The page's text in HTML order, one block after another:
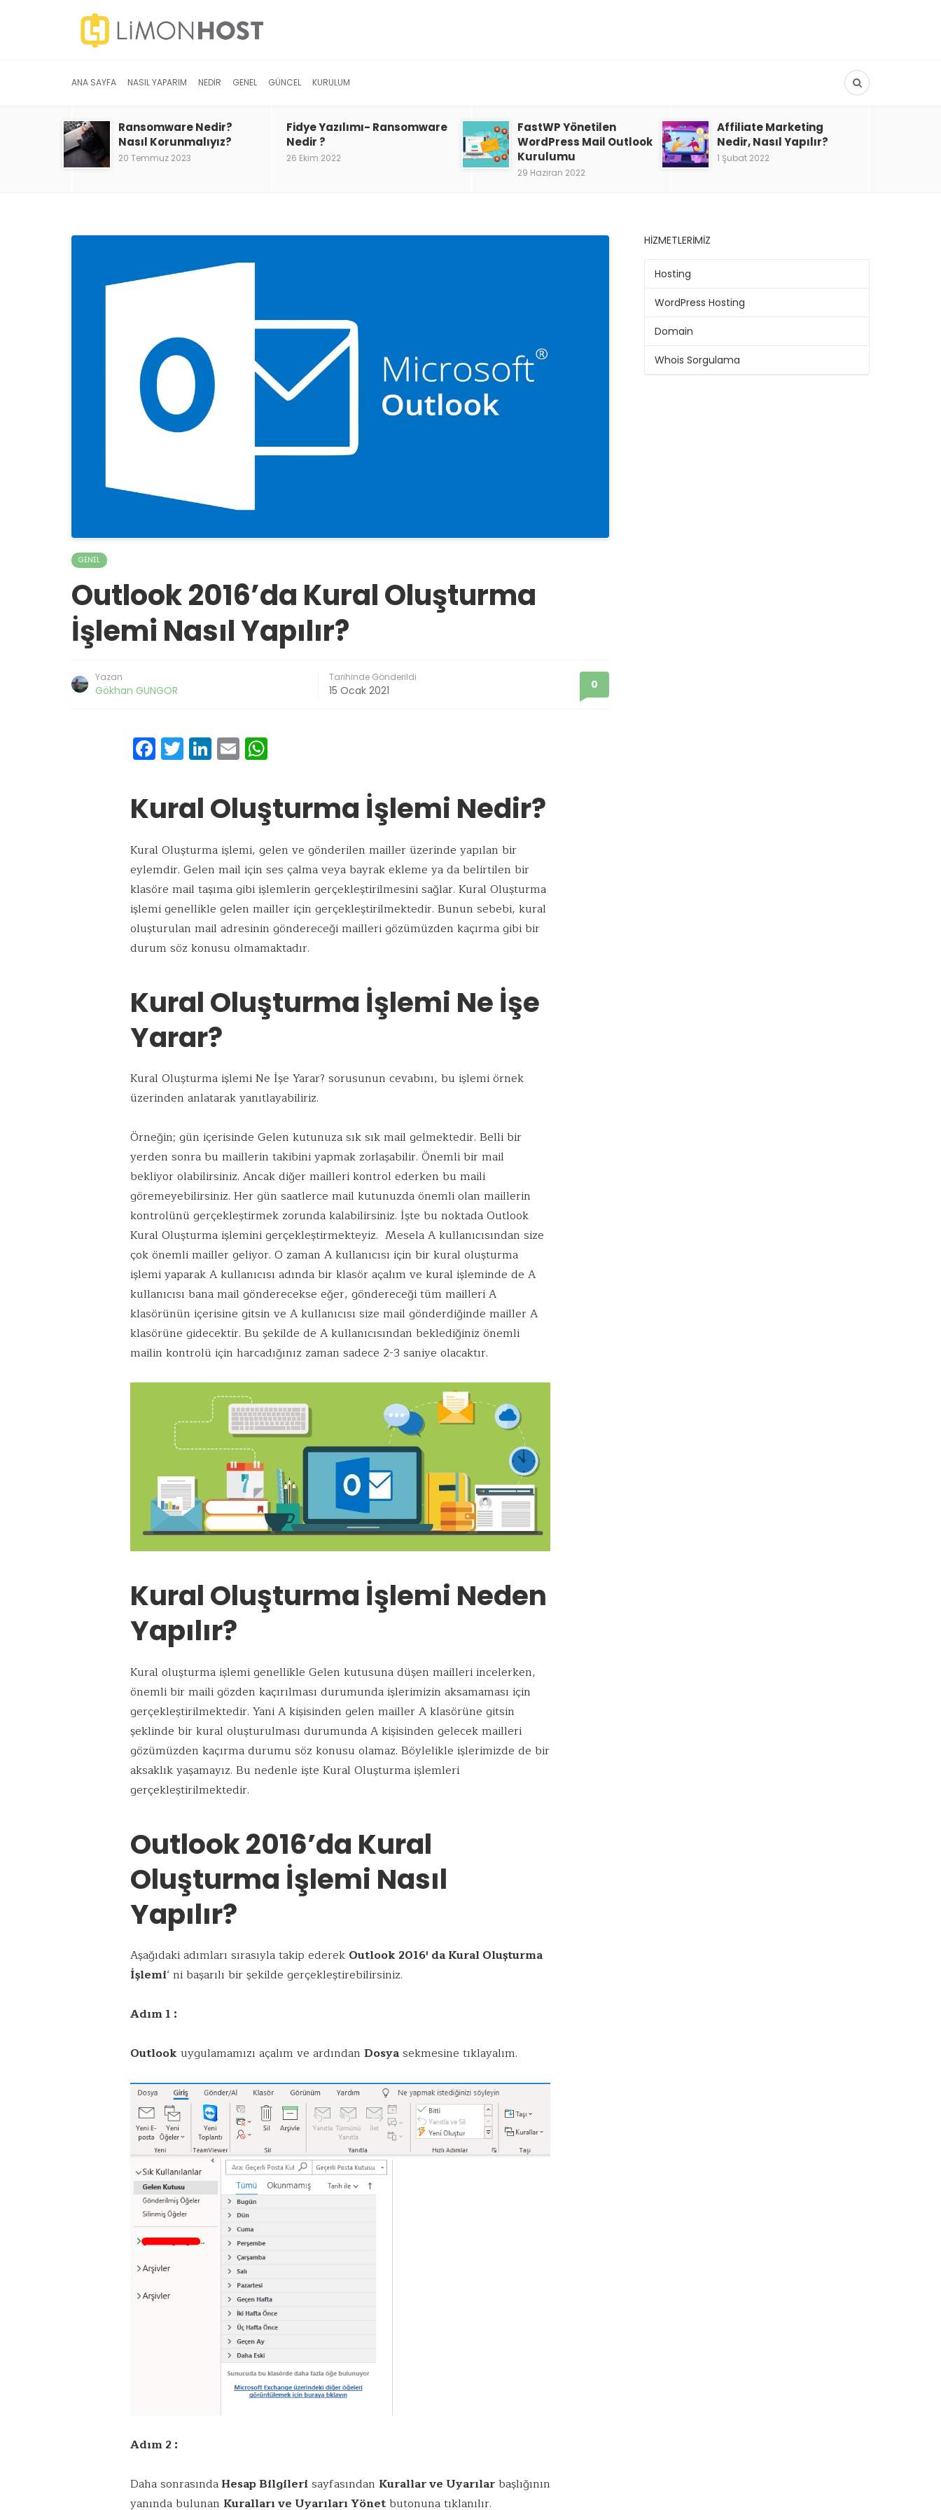
ANA SAYFA NASIL YAPARIM NEDIR GENEL GÜNCEL KURULUM
Ransomware Nedir?
Nasıl Korunmalıyız?
20 Temmuz 2023
Fidye Yazılımı- Ransomware
Nedir ?
26 Ekim 2022
FastWP Yönetilen
WordPress Mail Outlook
Kurulumu
29 Haziran 2022
Affiliate Marketing
Nedir, Nasıl Yapılır?
1 Şubat 2022
GENEL
Outlook 2016’da Kural Oluşturma
İşlemi Nasıl Yapılır?
Yazan
Gökhan GUNGOR
Tarihinde Gönderildi
15 Ocak 2021 0
F
ac
e
b
o
o
k
T
w
it
te
r
Li
n
k
e
dI
n
E
m
ai
l
at
s
A
p
p
Kural Oluşturma İşlemi Nedir?
Kural Oluşturma işlemi, gelen ve gönderilen mailler üzerinde yapılan bir
eylemdir. Gelen mail için ses çalma veya bayrak ekleme ya da belirtilen bir
klasöre mail taşıma gibi işlemlerin gerçekleştirilmesini sağlar. Kural Oluşturma
işlemi genellikle gelen mailler için gerçekleştirilmektedir. Bunun sebebi, kural
oluşturulan mail adresinin göndereceği mailleri gözümüzden kaçırma gibi bir
durum söz konusu olmamaktadır.
Kural Oluşturma İşlemi Ne İşe
Yarar?
Kural Oluşturma işlemi Ne İşe Yarar? sorusunun cevabını, bu işlemi örnek
üzerinden anlatarak yanıtlayabiliriz.
Örneğin; gün içerisinde Gelen kutunuza sık sık mail gelmektedir. Belli bir
yerden sonra bu maillerin takibini yapmak zorlaşabilir. Önemli bir mail
bekliyor olabilirsiniz. Ancak diğer mailleri kontrol ederken bu maili
göremeyebilirsiniz. Her gün saatlerce mail kutunuzda önemli olan maillerin
kontrolünü gerçekleştirmek zorunda kalabilirsiniz. İşte bu noktada Outlook
Kural Oluşturma işlemini gerçekleştirmekteyiz. Mesela A kullanıcısından size
çok önemli mailler geliyor. O zaman A kullanıcısı için bir kural oluşturma
işlemi yaparak A kullanıcısı adında bir klasör açalım ve kural işleminde de A
kullanıcısı bana mail gönderecekse eğer, göndereceği tüm mailleri A
klasörünün içerisine gitsin ve A kullanıcısı size mail gönderdiğinde mailler A
klasörüne gidecektir. Bu şekilde de A kullanıcısından beklediğiniz önemli
mailin kontrolü için harcadığınız zaman sadece 2-3 saniye olacaktır.
Kural Oluşturma İşlemi Neden
Yapılır?
Kural oluşturma işlemi genellikle Gelen kutusuna düşen mailleri incelerken,
önemli bir maili gözden kaçırılması durumunda işlerimizin aksamaması için
gerçekleştirilmektedir. Yani A kişisinden gelen mailler A klasörüne gitsin
şeklinde bir kural oluşturulması durumunda A kişisinden gelecek mailleri
gözümüzden kaçırma durumu söz konusu olamaz. Böylelikle işlerimizde de bir
aksaklık yaşamayız. Bu nedenle işte Kural Oluşturma işlemleri
gerçekleştirilmektedir.
Outlook 2016’da Kural
Oluşturma İşlemi Nasıl
Yapılır?
Aşağıdaki adımları sırasıyla takip ederek Outlook 2016′ da Kural Oluşturma
İşlemi‘ ni başarılı bir şekilde gerçekleştirebilirsiniz.
Adım 1 :
Outlookuygulamamızı açalım ve ardından Dosyasekmesine tıklayalım.
Adım 2 :
Daha sonrasındaHesap Bilgilerisayfasından Kurallar ve Uyarılarbaşlığının
yanında bulunan Kuralları ve Uyarıları Yönetbutonuna tıklanılır.
HIZMETLERIMIZ
Hosting
WordPress Hosting
Domain
Whois Sorgulama